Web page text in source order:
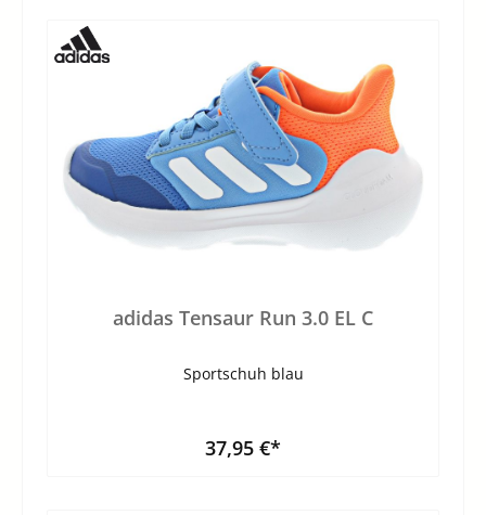
adidas Tensaur Run 3.0 EL C
Sportschuh blau
37,95 €*